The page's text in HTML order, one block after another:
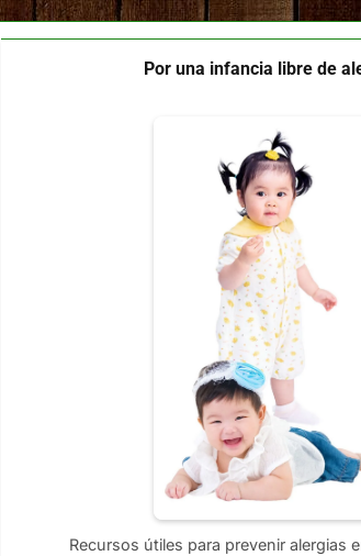
Por una infancia libre de
Recursos útiles para prevenir alergias